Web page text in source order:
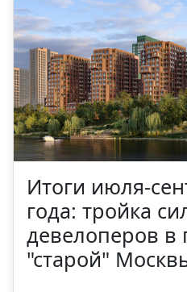
Итоги июля-
года: тройка
девелоперов в
"старой"